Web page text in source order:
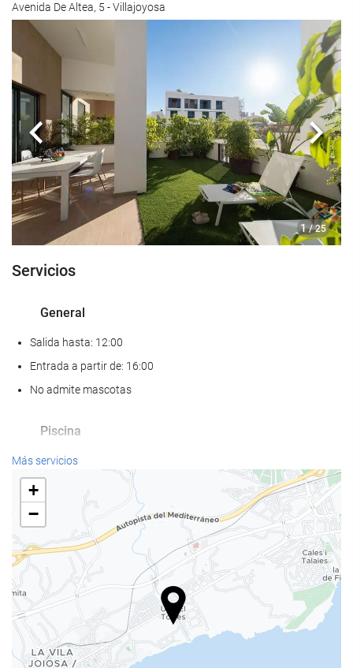
Avenida De Altea, 5 - Villajoyosa
1 / 25
Anterior
Servicios
General
Salida hasta: 12:00
Entrada a partir de: 16:00
No admite mascotas
Piscina
Piscina
Más servicios
+
−